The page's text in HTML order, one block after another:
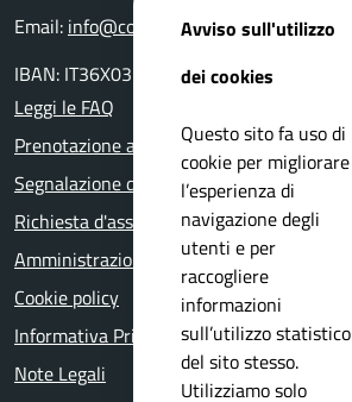
Email: info@comune.trevisobresciano.bs.it
IBAN: IT36X0359901800000000117762
Leggi le FAQ
Prenotazione appuntamento
Segnalazione disservizio
Richiesta d'assistenza
Amministrazione trasparente
Cookie policy
Informativa Privacy
Note Legali
Avviso sull'utilizzo
dei cookies
Questo sito fa uso di
cookie per migliorare
l’esperienza di
navigazione degli
utenti e per
raccogliere
informazioni
sull’utilizzo statistico
del sito stesso.
Utilizziamo solo